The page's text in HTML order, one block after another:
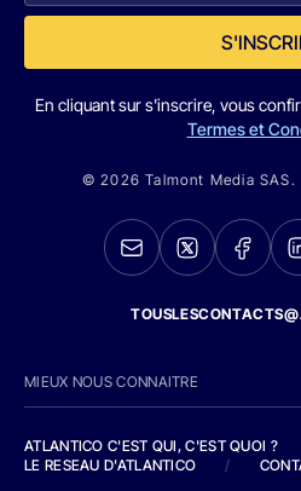
En cliquant sur s'inscrire, vous
Termes et
© 2026 Talmont Media
MIEUX NOUS CONNAITRE
ATLANTICO C'EST QUI, C'EST QUOI ?
LE RESEAU D'ATLANTICO
/